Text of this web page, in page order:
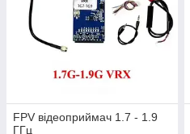
FPV відеоприймач 1.7 - 1.9
ГГц